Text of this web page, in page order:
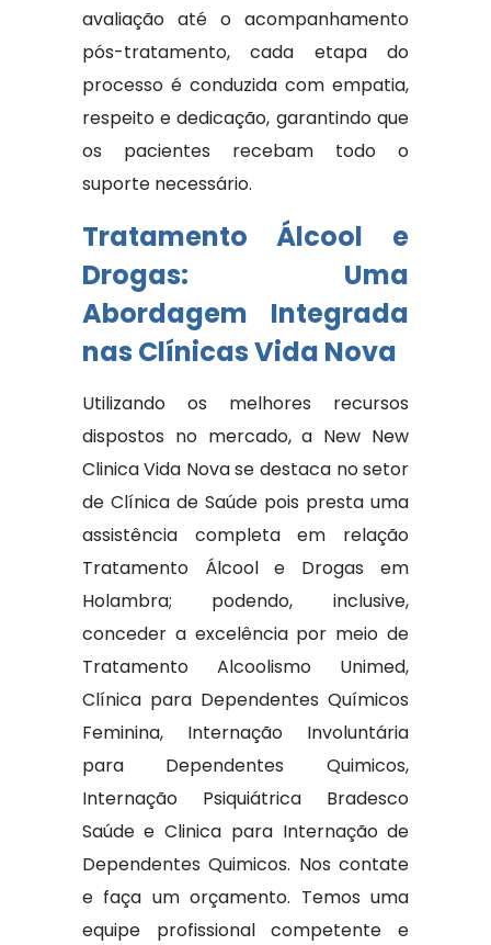
avaliação até o acompanhamento
pós-tratamento, cada etapa do
processo é conduzida com empatia,
respeito e dedicação, garantindo que
os pacientes recebam todo o
suporte necessário.
Tratamento Álcool e
Drogas: Uma
Abordagem Integrada
nas Clínicas Vida Nova
Utilizando os melhores recursos
dispostos no mercado, a New New
Clinica Vida Nova se destaca no setor
de Clínica de Saúde pois presta uma
assistência completa em relação
Tratamento Álcool e Drogas em
Holambra; podendo, inclusive,
conceder a excelência por meio de
Tratamento Alcoolismo Unimed,
Clínica para Dependentes Químicos
Feminina, Internação Involuntária
para Dependentes Quimicos,
Internação Psiquiátrica Bradesco
Saúde e Clinica para Internação de
Dependentes Quimicos. Nos contate
e faça um orçamento. Temos uma
equipe profissional competente e